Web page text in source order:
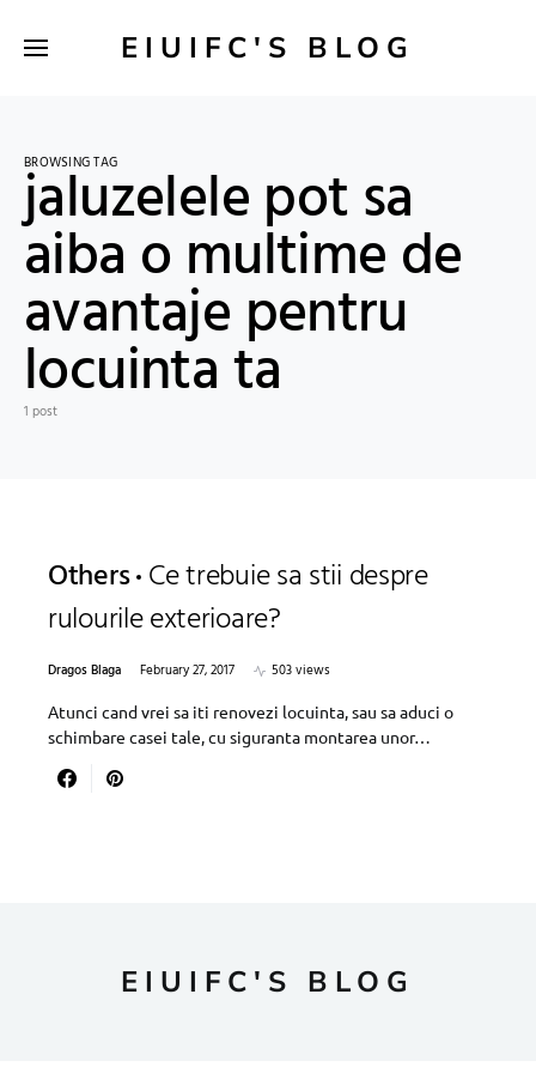
EIUIFC'S BLOG
BROWSING TAG
jaluzelele pot sa
aiba o multime de
avantaje pentru
locuinta ta
1 post
Others Ce trebuie sa stii despre
rulourile exterioare?
Dragos Blaga February 27, 2017
503 views
Atunci cand vrei sa iti renovezi locuinta, sau sa aduci o
schimbare casei tale, cu siguranta montarea unor…
EIUIFC'S BLOG